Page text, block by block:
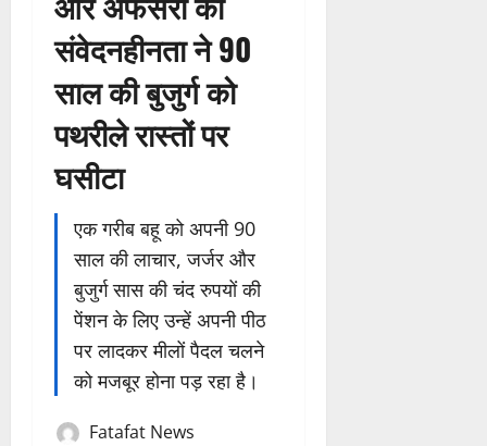
संवेदनहीनता ने 90
साल की बुजुर्ग को
पथरीले रास्तों पर
घसीटा
एक गरीब बहू को अपनी 90
साल की लाचार, जर्जर और
बुजुर्ग सास की चंद रुपयों की
पेंशन के लिए उन्हें अपनी पीठ
पर लादकर मीलों पैदल चलने
को मजबूर होना पड़ रहा है।
Fatafat News